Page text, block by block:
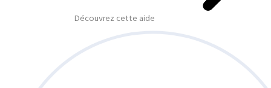
Découvrez cette aide